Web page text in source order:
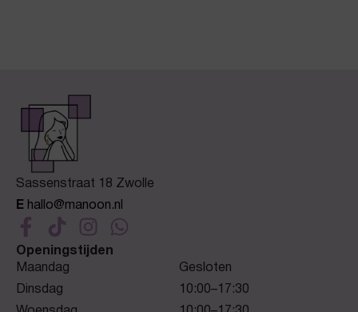
Sassenstraat 18 Zwolle
E hallo@manoon.nl
Openingstijden
Maandag
Gesloten
Dinsdag
10:00–17:30